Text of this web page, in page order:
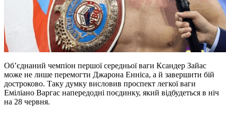
Об’єднаний чемпіон першої середньої ваги Ксандер Зайас
може не лише перемогти Джарона Енніса, а й завершити бій
достроково. Таку думку висловив проспект легкої ваги
Еміліано Варгас напередодні поєдинку, який відбудеться в ніч
на 28 червня.